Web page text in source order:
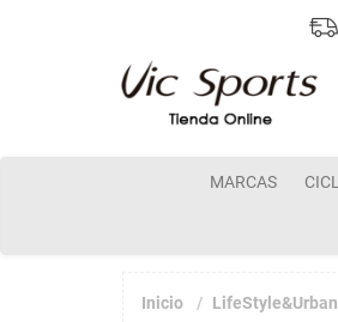
MARCAS
Inicio LifeStyle&Urban